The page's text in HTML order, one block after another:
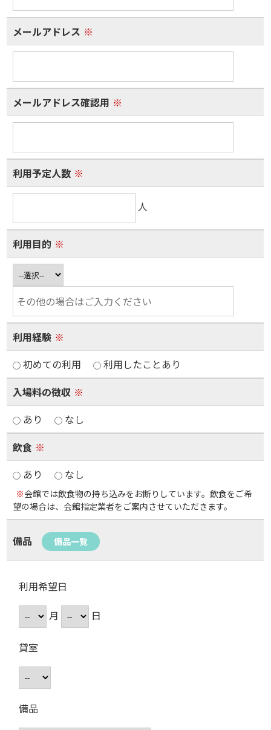
メールアドレス ※
メールアドレス確認用 ※
利用予定人数 ※
人
利用目的 ※
利用経験 ※
初めての利用
利用したことあり
入場料の徴収 ※
あり
なし
飲食 ※
あり
なし
※会館では飲食物の持ち込みをお断りしています。飲食をご希
望の場合は、会館指定業者をご案内させていただきます。
備品 備品一覧
利用希望日
月
日
貸室
備品